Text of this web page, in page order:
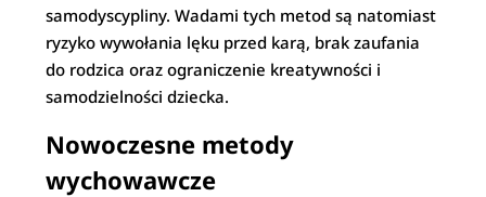
samodyscypliny. Wadami tych metod są natomiast
ryzyko wywołania lęku przed karą, brak zaufania
do rodzica oraz ograniczenie kreatywności i
samodzielności dziecka.
Nowoczesne metody
wychowawcze